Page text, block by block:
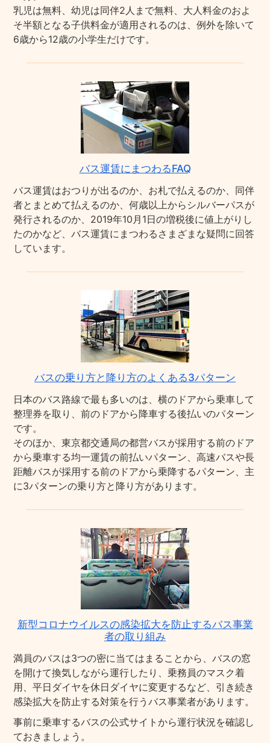
乳児は無料、幼児は同伴2人まで無料、大人料金のおよ
そ半額となる子供料金が適用されるのは、例外を除いて
6歳から12歳の小学生だけです。
バス運賃にまつわるFAQ
バス運賃はおつりが出るのか、お札で払えるのか、同伴
者とまとめて払えるのか、何歳以上からシルバーパスが
発行されるのか、2019年10月1日の増税後に値上がりし
たのかなど、バス運賃にまつわるさまざまな疑問に回答
しています。
バスの乗り方と降り方のよくある3パターン
日本のバス路線で最も多いのは、横のドアから乗車して
整理券を取り、前のドアから降車する後払いのパターン
です。
そのほか、東京都交通局の都営バスが採用する前のドア
から乗車する均一運賃の前払いパターン、高速バスや長
距離バスが採用する前のドアから乗降するパターン、主
に3パターンの乗り方と降り方があります。
新型コロナウイルスの感染拡大を防止するバス事業
者の取り組み
満員のバスは3つの密に当てはまることから、バスの窓
を開けて換気しながら運行したり、乗務員のマスク着
用、平日ダイヤを休日ダイヤに変更するなど、引き続き
感染拡大を防止する対策を行うバス事業者があります。
事前に乗車するバスの公式サイトから運行状況を確認し
ておきましょう。